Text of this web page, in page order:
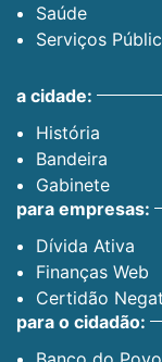
Saúde
Serviços
a cidade:
História
Bandeira
Gabinete
para empresas:
Dívida Ativa
Finanças Web
Certidão
para o cidadão: